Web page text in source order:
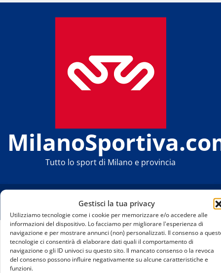
Gestisci la tua privacy
Utilizziamo tecnologie come i cookie per memorizzare e/o accedere alle
informazioni del dispositivo. Lo facciamo per migliorare l'esperienza di
navigazione e per mostrare annunci (non) personalizzati. Il consenso a
tecnologie ci consentirà di elaborare dati quali il comportamento di
navigazione o gli ID univoci su questo sito. Il mancato consenso o la revoca
del consenso possono influire negativamente su alcune caratteristiche e
funzioni.
Tutto lo sport di Milano e provincia
Home
Il Pallino d’Oro 2025: l’eccellenza del boccismo
internazionale arriva a Budrione